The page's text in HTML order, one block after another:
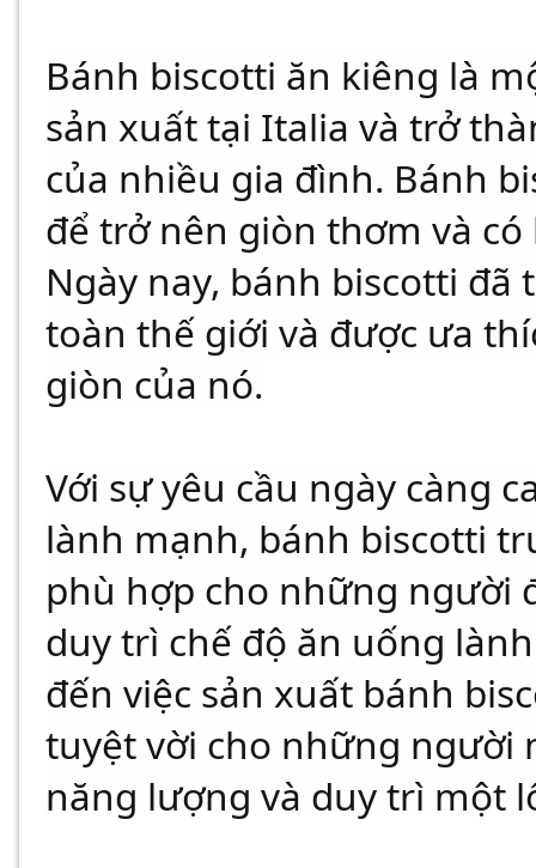
Bánh biscotti ăn kiêng là
sản xuất tại Italia và trở
của nhiều gia đình. Bánh
để trở nên giòn thơm và
Ngày nay, bánh biscotti
toàn thế giới và được ưa
giòn của nó.
Với sự yêu cầu ngày càng
lành mạnh, bánh biscotti
phù hợp cho những người
duy trì chế độ ăn uống
đến việc sản xuất bánh
tuyệt vời cho những người
năng lượng và duy trì một